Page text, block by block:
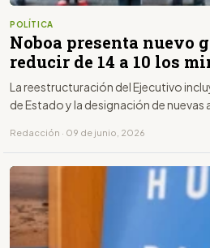
POLÍTICA
Noboa presenta nuevo
reducir de 14 a 10 los
La reestructuración del Ejecutivo
de Estado y la designación de
Redacción · 09 de junio, 2026